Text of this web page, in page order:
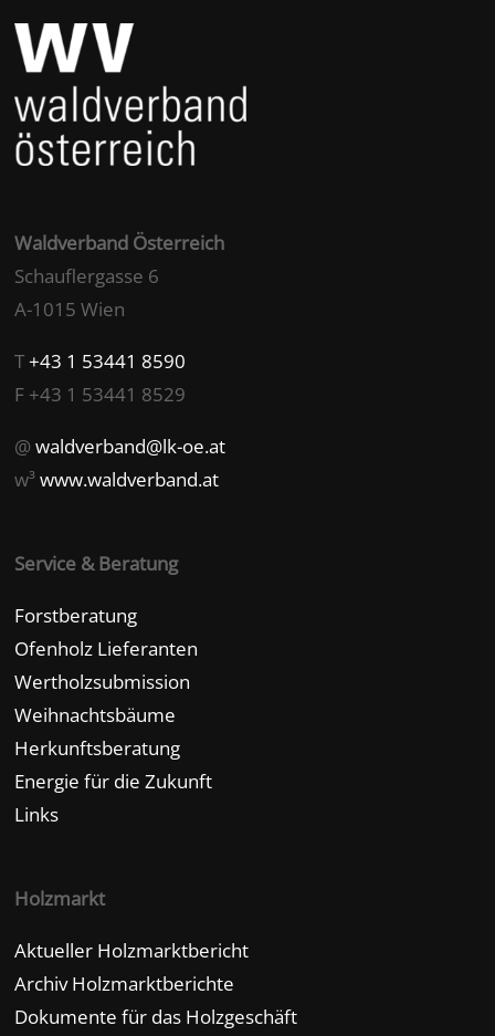
Waldverband Österreich
Schauflergasse 6
A-1015 Wien
T+43 1 53441 8590
F +43 1 53441 8529
@waldverband@lk-oe.at
w³www.waldverband.at
Service & Beratung
Forstberatung
Ofenholz Lieferanten
Wertholzsubmission
Weihnachtsbäume
Herkunftsberatung
Energie für die Zukunft
Links
Holzmarkt
Aktueller Holzmarktbericht
Archiv Holzmarktberichte
Dokumente für das Holzgeschäft